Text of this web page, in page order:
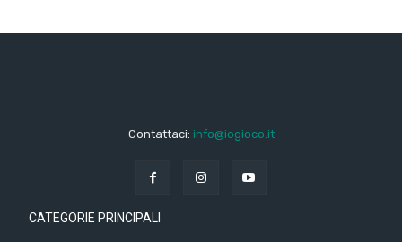
Contattaci: info@iogioco.it
CATEGORIE PRINCIPALI